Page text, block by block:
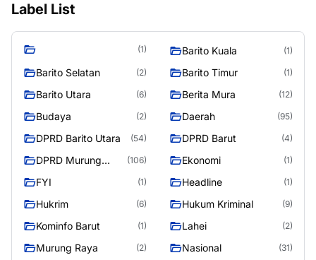
Label List
(1) Barito Kuala (1)
Barito Selatan (2) Barito Timur (1)
Barito Utara (6) Berita Mura (12)
Budaya (2) Daerah (95)
DPRD Barito Utara (54) DPRD Barut (4)
DPRD Murung
(106) Ekonomi (1)
FYI (1) Headline (1)
Hukrim (6) Hukum Kriminal (9)
Kominfo Barut (1) Lahei (2)
Murung Raya (2) Nasional (31)